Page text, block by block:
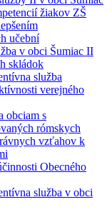
žiakov ZŠ
učební
v obci Šumiac II
skládok
služba
verejného
obciam s
rómskych
vzťahov k
Obecného
služba v obci